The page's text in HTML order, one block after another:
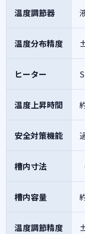
温度調節器
温度分布精度
ヒーター
温度上昇時間
安全対策機能
槽内寸法
槽内容量
温度調節精度